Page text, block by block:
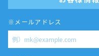
※メールアドレス